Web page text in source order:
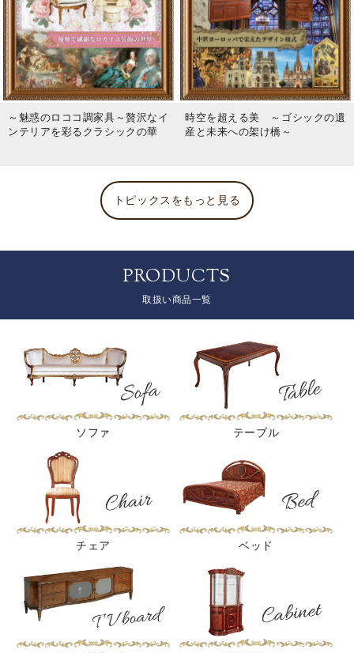
～魅惑のロココ調家具～贅沢なイ
ンテリアを彩るクラシックの華
時空を超える美 ～ゴシックの遺
産と未来への架け橋～
トピックスをもっと見る
PRODUCTS
取扱い商品一覧
ソファ テーブル
チェア ベッド